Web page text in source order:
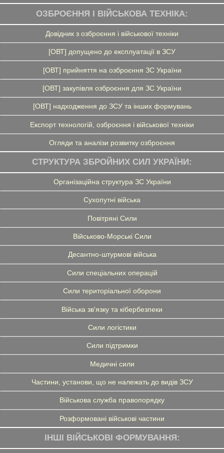
ОЗБРОЄННЯ І ВІЙСЬКОВА ТЕХНІКА:
Довідник з озброєння і військової техніки
[ОВТ] допущено до експлуатації в ЗСУ
[ОВТ] прийняття на озброєння ЗС України
[ОВТ] закупівля озброєння для ЗС України
[ОВТ] надходження до ЗСУ та інших формувань
Експорт технологій, озброєння і військової техніки
Огляди та аналізи розвитку озброєння
СТРУКТУРА ЗБРОЙНИХ СИЛ УКРАЇНИ:
Організаційна структура ЗС України
Сухопутні війська
Повітряні Сили
Військово-Морські Сили
Десантно-штурмові війська
Сили спеціальних операцій
Сили територіальної оборони
Війська зв'язку та кібербезпеки
Сили логістики
Сили підтримки
Медичні сили
Частини, установи, що не належать до видів ЗСУ
Військова служба правопорядку
Розформовані військові частини
ІНШІ ВІЙСЬКОВІ ФОРМУВАННЯ: